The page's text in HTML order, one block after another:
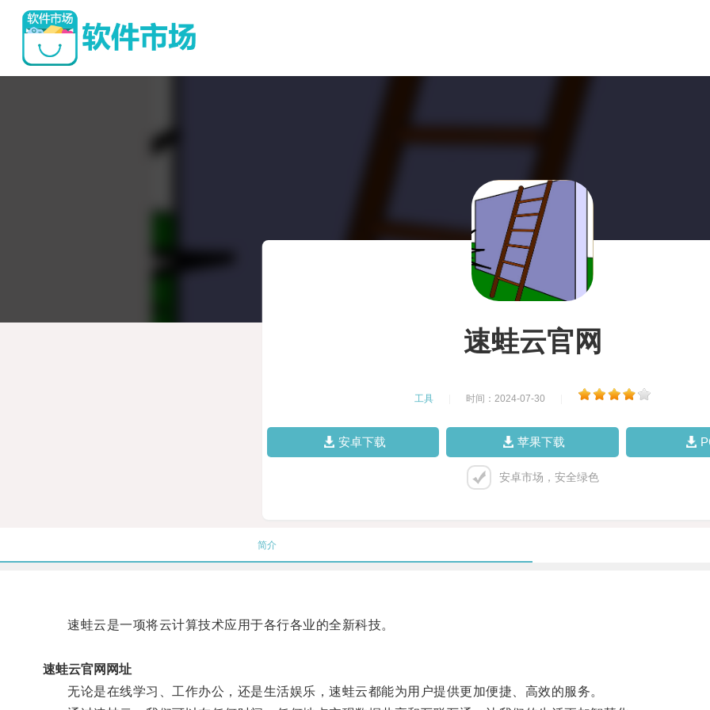
速蛙云官网
工具 时间：2024-07-30
安卓下载 苹果下载
安卓市场，安全绿色
简介
速蛙云是一项将云计算技术应用于各行各业的全新科技。
速蛙云官网网址
无论是在线学习、工作办公，还是生活娱乐，速蛙云都能为用户提供更加便捷、高效的服务。